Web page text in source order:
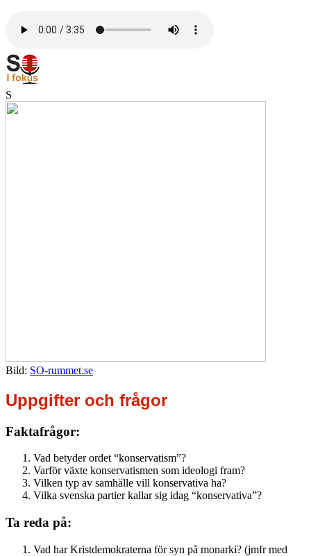
S
Bild: SO-rummet.se
Uppgifter och frågor
Faktafrågor:
Vad betyder ordet “konservatism”?
Varför växte konservatismen som ideologi fram?
Vilken typ av samhälle vill konservativa ha?
Vilka svenska partier kallar sig idag “konservativa”?
Ta reda på:
Vad har Kristdemokraterna för syn på monarki? (jmfr med